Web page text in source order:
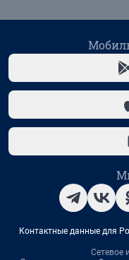
Контактные данные для
Сетевое